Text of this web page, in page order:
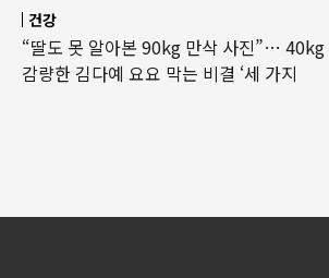
건강
“딸도 못 알아본 90kg 만삭 사진”… 40kg
감량한 김다예 요요 막는 비결 ‘세 가지